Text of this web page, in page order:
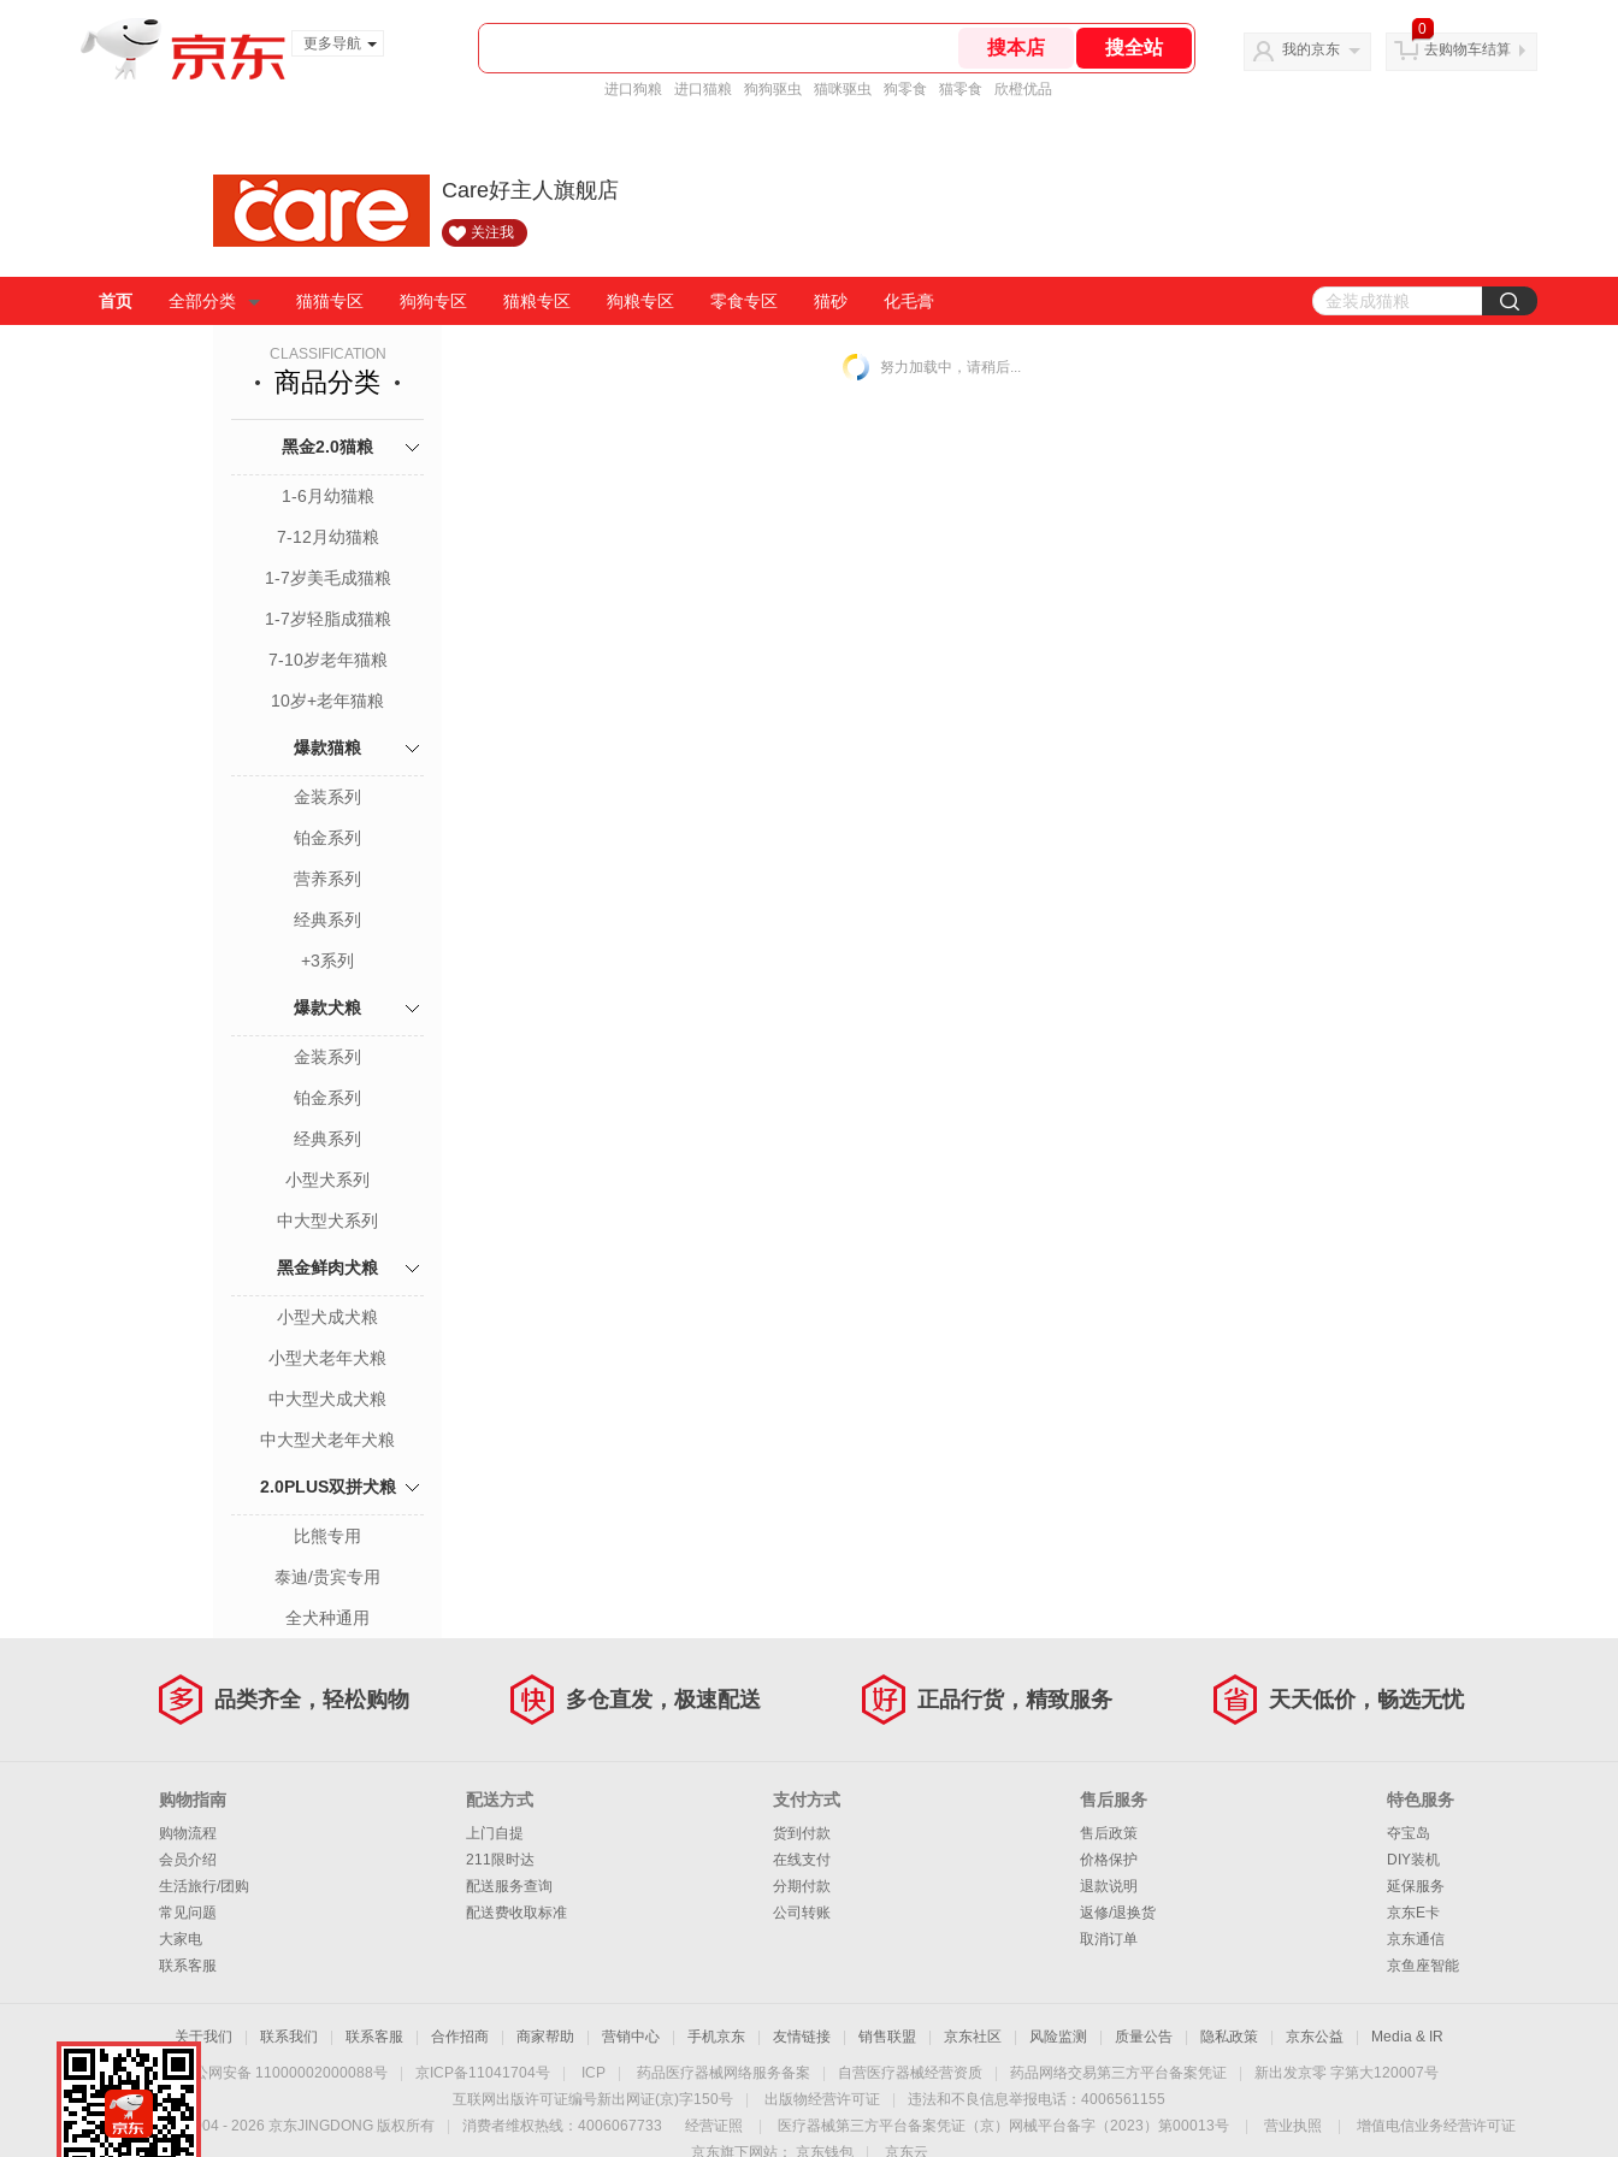
更多导航
进口狗粮 进口猫粮 狗狗驱虫 猫咪驱虫 狗零食 猫零食 欣橙优品
我的京东
0
去购物车结算
Care好主人旗舰店
关注我
首页 全部分类 猫猫专区 狗狗专区 猫粮专区 狗粮专区 零食专区 猫砂 化毛膏
CLASSIFICATION
商品分类
黑金2.0猫粮
1-6月幼猫粮
7-12月幼猫粮
1-7岁美毛成猫粮
1-7岁轻脂成猫粮
7-10岁老年猫粮
10岁+老年猫粮
爆款猫粮
金装系列
铂金系列
营养系列
经典系列
+3系列
爆款犬粮
金装系列
铂金系列
经典系列
小型犬系列
中大型犬系列
黑金鲜肉犬粮
小型犬成犬粮
小型犬老年犬粮
中大型犬成犬粮
中大型犬老年犬粮
2.0PLUS双拼犬粮
比熊专用
泰迪/贵宾专用
全犬种通用
努力加载中，请稍后...
品类齐全，轻松购物 多仓直发，极速配送 正品行货，精致服务 天天低价，畅选无忧
购物指南
购物流程
会员介绍
生活旅行/团购
常见问题
大家电
联系客服
配送方式
上门自提
211限时达
配送服务查询
配送费收取标准
支付方式
货到付款
在线支付
分期付款
公司转账
售后服务
售后政策
价格保护
退款说明
返修/退换货
取消订单
特色服务
夺宝岛
DIY装机
延保服务
京东E卡
京东通信
京鱼座智能
关于我们 联系我们 联系客服 合作招商 商家帮助 营销中心 手机京东 友情链接 销售联盟 京东社区 风险监测 质量公告 隐私政策 京东公益 Media & IR
京公网安备 11000002000088号 京ICP备11041704号 ICP 药品医疗器械网络服务备案 自营医疗器械经营资质 药品网络交易第三方平台备案凭证
新出发京零 字第大120007号
互联网出版许可证编号新出网证(京)字150号
出版物经营许可证
违法和不良信息举报电话：4006561155
Copyright © 2004 - 2026 京东JINGDONG 版权所有 消费者维权热线：4006067733 经营证照 医疗器械第三方平台备案凭证（京）网械平台备字（2023）第00013号 营业执照
增值电信业务经营许可证
京东旗下网站：
京东钱包 京东云